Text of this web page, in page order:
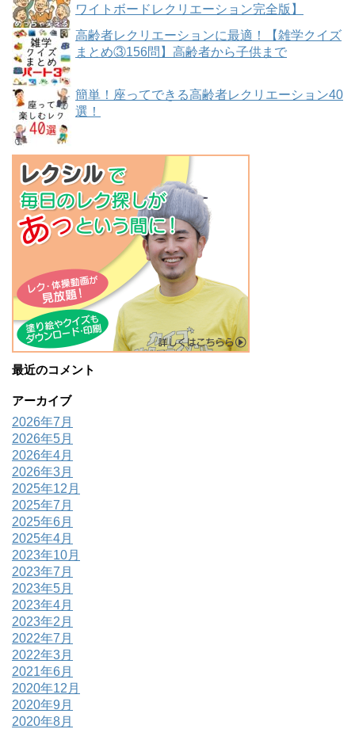
ワイトボードレクリエーション完全版】
高齢者レクリエーションに最適！【雑学クイズ
まとめ③156問】高齢者から子供まで
簡単！座ってできる高齢者レクリエーション40
選！
最近のコメント
アーカイブ
2026年7月
2026年5月
2026年4月
2026年3月
2025年12月
2025年7月
2025年6月
2025年4月
2023年10月
2023年7月
2023年5月
2023年4月
2023年2月
2022年7月
2022年3月
2021年6月
2020年12月
2020年9月
2020年8月